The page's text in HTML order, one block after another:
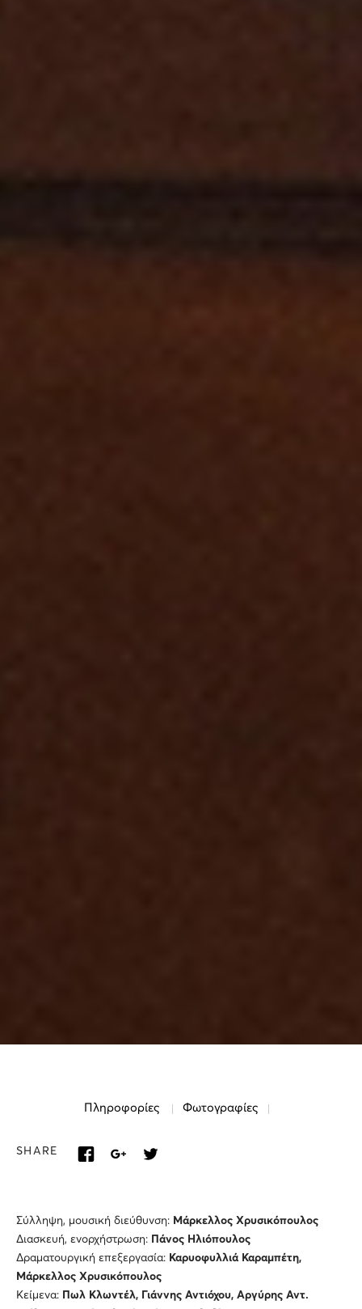
Πληροφορίες Φωτογραφίες
SHARE
Σύλληψη, μουσική διεύθυνση: Μάρκελλος Χρυσικόπουλος
Διασκευή, ενορχήστρωση: Πάνος Ηλιόπουλος
Δραματουργική επεξεργασία: Καρυοφυλλιά Καραμπέτη,
Μάρκελλος Χρυσικόπουλος
Κείμενα: Πωλ Κλωντέλ, Γιάννης Αντιόχου, Αργύρης Αντ.